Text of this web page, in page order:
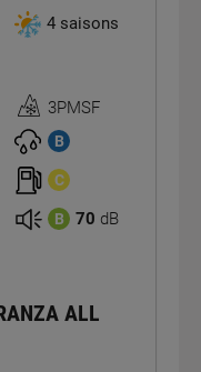
4 saisons
Homologation
3PMSF
3PMSF
B
C
B 70 dB
ALL